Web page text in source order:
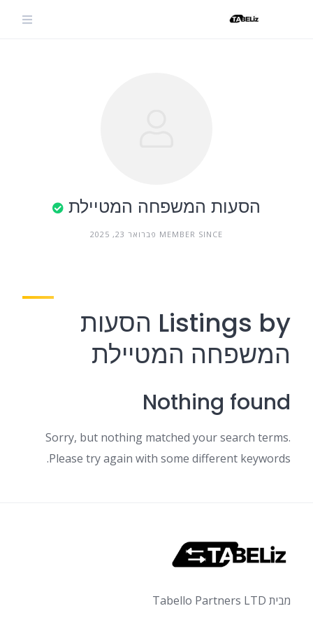
הסעות המשפחה המטיילת
MEMBER SINCE פברואר 23, 2025
Listings by הסעות
המשפחה המטיילת
Nothing found
Sorry, but nothing matched your search terms.
Please try again with some different keywords.
מבית Tabello Partners LTD